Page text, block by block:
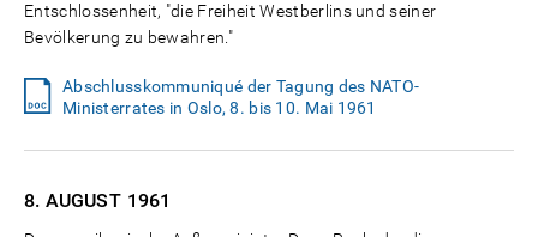
Entschlossenheit, "die Freiheit Westberlins und seiner
Bevölkerung zu bewahren."
Abschlusskommuniqué der Tagung des NATO-
Ministerrates in Oslo, 8. bis 10. Mai 1961
8. AUGUST 1961